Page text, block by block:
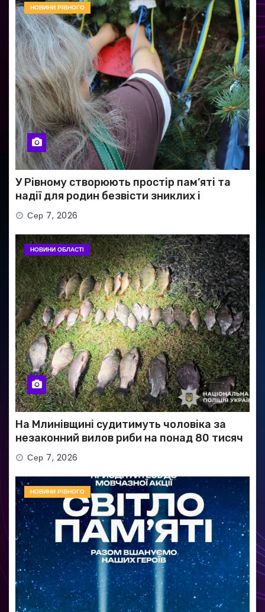
НОВИНИ РІВНОГО
У Рівному створюють простір пам’яті та
надії для родин безвісти зниклих і
полонених військових
Сер 7, 2026
НОВИНИ ОБЛАСТІ
На Млинівщині судитимуть чоловіка за
незаконний вилов риби на понад 80 тисяч
гривень
Сер 7, 2026
НОВИНИ РІВНОГО